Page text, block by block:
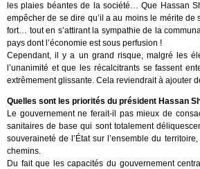
les plaies béantes de la société… Que Hassan
empêcher de se dire qu’il a au moins le mérite
fort… tout en s’attirant la sympathie de la
pays dont l’économie est sous perfusion !
Cependant, il y a un grand risque, malgré les
l’unanimité et que les récalcitrants se fassent
extrêmement glissante. Cela reviendrait à ajouter
Quelles sont les priorités du président Hassan
Le gouvernement ne ferait-il pas mieux de
sanitaires de base qui sont totalement
souveraineté de l’État sur l’ensemble du
chemins.
Du fait que les capacités du gouvernement